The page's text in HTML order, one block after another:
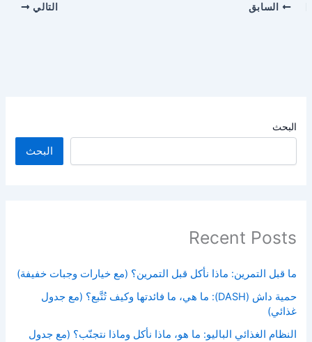
البحث
البحث
Recent Posts
ما قبل التمرين: ماذا نأكل قبل التمرين؟ (مع خيارات وجبات خفيفة)
حمية داش (DASH): ما هي، ما فائدتها وكيف تُتَّبع؟ (مع جدول
غذائي)
النظام الغذائي الباليو: ما هو، ماذا نأكل وماذا نتجنّب؟ (مع جدول
السابق التالي